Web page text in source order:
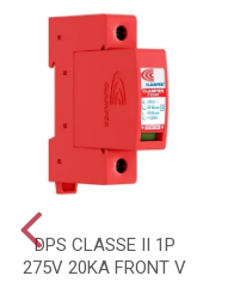
DPS CLASSE II 1P
275V 20KA FRONT V